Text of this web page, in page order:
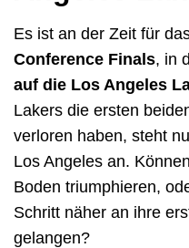
Es ist an der Zeit für
Conference Finals, in
auf die Los Angeles
Lakers die ersten
verloren haben, steht
Los Angeles an.
Boden triumphieren,
Schritt näher an ihre
gelangen?